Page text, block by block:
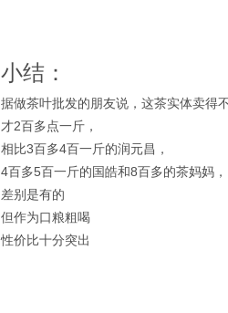
小结：
据做茶叶批发的朋友说，这茶实体卖得
才2百多点一斤，
相比3百多4百一斤的润元昌，
4百多5百一斤的国皓和8百多的茶妈妈，
差别是有的
但作为口粮粗喝
性价比十分突出